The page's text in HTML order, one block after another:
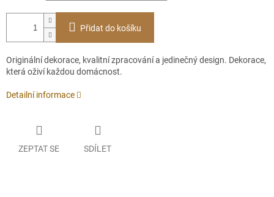
Přidat do košíku
Originální dekorace, kvalitní zpracování a jedinečný design. Dekorace,
která oživí každou domácnost.
Detailní informace
ZEPTAT SE SDÍLET